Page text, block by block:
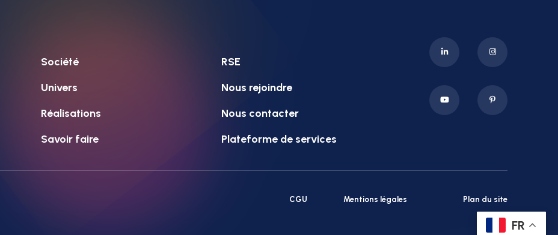
Société
Univers
Réalisations
Savoir faire
RSE
Nous rejoindre
Nous contacter
Plateforme de services
CGU Mentions légales Plan du site
FR